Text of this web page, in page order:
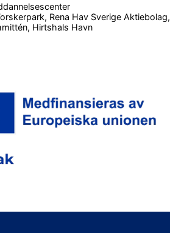
Rena Hav Sverige Aktiebolag,
Hirtshals Havn